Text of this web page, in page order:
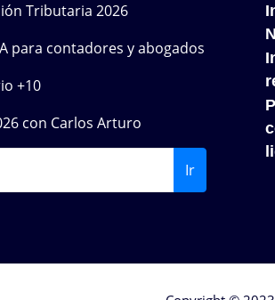
Tributaria 2026
para contadores y abogados
+10
con Carlos Arturo
Ir